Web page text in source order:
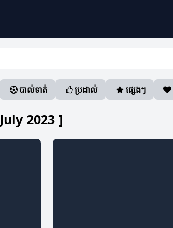
បាល់ទាត់ ប្រដាល់ ផ្សេងៗ
July 2023 ]